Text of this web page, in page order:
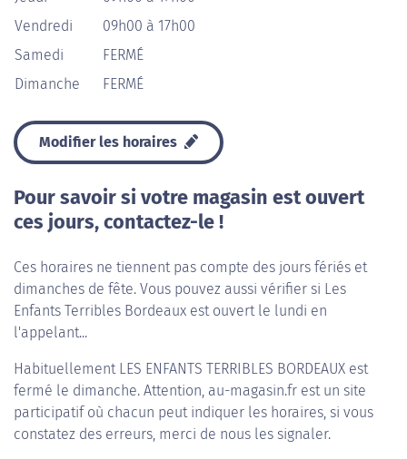
Vendredi
09h00 à 17h00
Samedi
FERMÉ
Dimanche
FERMÉ
Modifier les horaires
Pour savoir si votre magasin est ouvert
ces jours, contactez-le !
Ces horaires ne tiennent pas compte des jours fériés et
dimanches de fête. Vous pouvez aussi vérifier si Les
Enfants Terribles Bordeaux est ouvert le lundi en
l'appelant...
Habituellement LES ENFANTS TERRIBLES BORDEAUX est
fermé le dimanche. Attention, au-magasin.fr est un site
participatif où chacun peut indiquer les horaires, si vous
constatez des erreurs, merci de nous les signaler.